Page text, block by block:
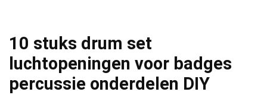
10 stuks drum set
luchtopeningen voor badges
percussie onderdelen DIY